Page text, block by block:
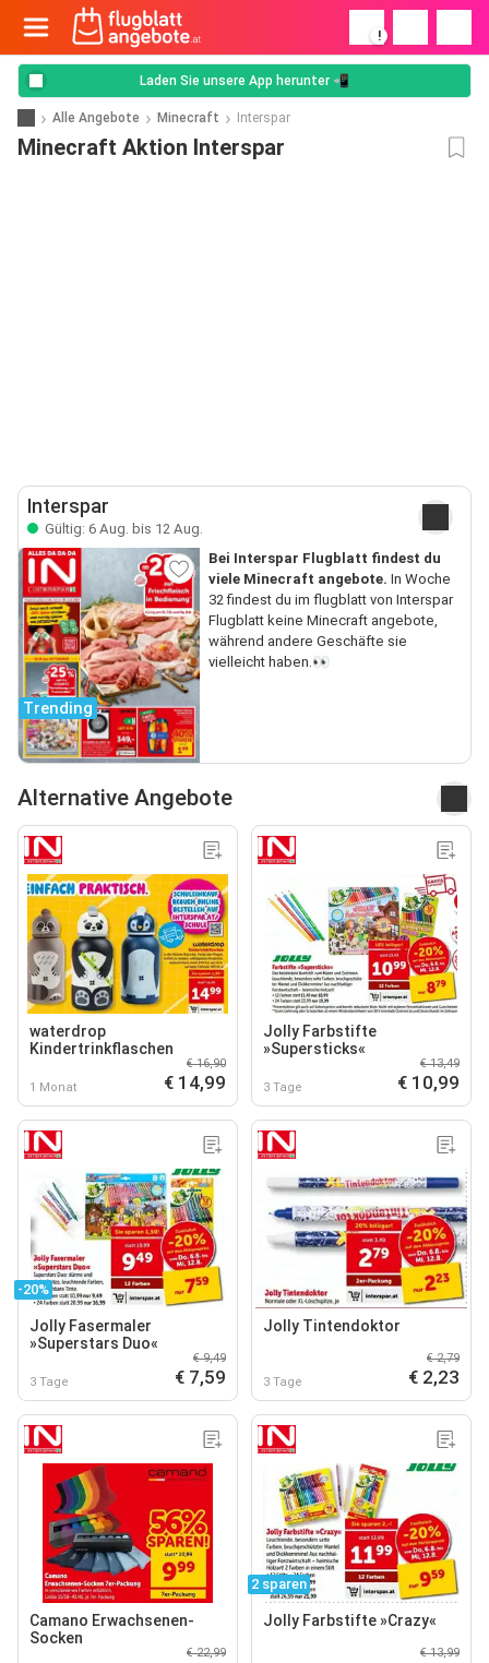
!
Laden Sie unsere App herunter 📲
Alle Angebote Minecraft Interspar
Minecraft Aktion Interspar
Interspar
Gültig: 6 Aug. bis 12 Aug.
Trending
Bei Interspar Flugblatt findest du
viele Minecraft angebote. In Woche
32 findest du im flugblatt von Interspar
Flugblatt keine Minecraft angebote,
während andere Geschäfte sie
vielleicht haben.👀
Alternative Angebote
waterdrop
Kindertrinkflaschen
1 Monat
€ 16,90
€ 14,99
Jolly Farbstifte
»Supersticks«
3 Tage
€ 13,49
€ 10,99
-20%
Jolly Fasermaler
»Superstars Duo«
3 Tage
€ 9,49
€ 7,59
Jolly Tintendoktor
3 Tage
€ 2,79
€ 2,23
Camano Erwachsenen-
Socken
€ 22,99
2 sparen
Jolly Farbstifte »Crazy«
€ 13,99